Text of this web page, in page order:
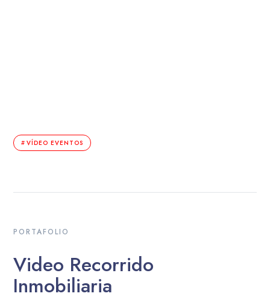
VÍDEO EVENTOS
PORTAFOLIO
Video Recorrido
Inmobiliaria